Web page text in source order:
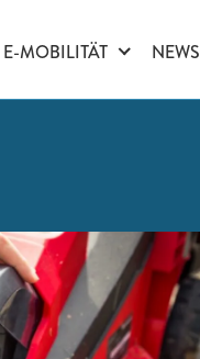
E-MOBILITÄT NEWS